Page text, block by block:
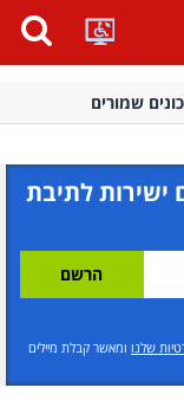
שמורים
ישירות לתיבת
שלנו ומאשר קבלת מיילים